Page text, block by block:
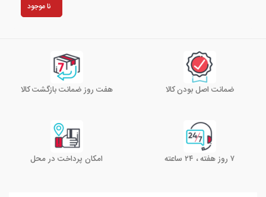
نا موجود
ضمانت اصل بودن کالا هفت روز ضمانت بازگشت کالا
۷ روز هفته ، ۲۴ ساعته امکان پرداخت در محل